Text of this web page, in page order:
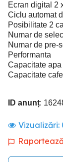
Ecran digital 2
Ciclu automat
Posibilitate 2
Numar de
Numar de pre-
Performanta
Capacitate
Capacitate
ID anunț:
Vizualizări:
Raportează